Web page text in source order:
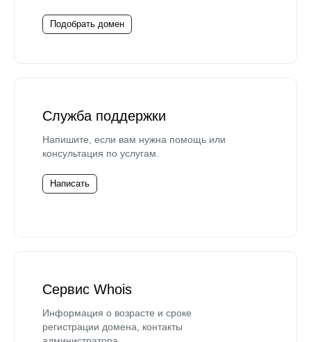
Подобрать домен
Служба поддержки
Напишите, если вам нужна помощь или
консультация по услугам.
Написать
Сервис Whois
Информация о возрасте и сроке
регистрации домена, контакты